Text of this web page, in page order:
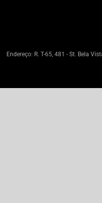
Endereço: R. T-65, 481 - St. Bela